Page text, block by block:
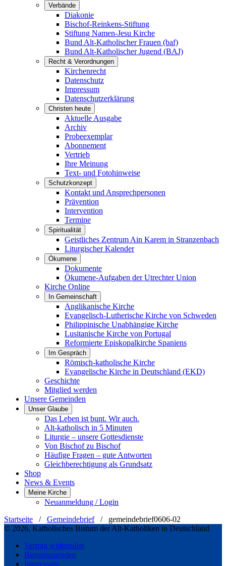
Verbände
Diakonie
Bischof-Reinkens-Stiftung
Stiftung Namen-Jesu Kirche
Bund Alt-Katholischer Frauen (baf)
Bund Alt-Katholischer Jugend (BAJ)
Recht & Verordnungen
Kirchenrecht
Datenschutz
Impressum
Datenschutzerklärung
Christen heute
Aktuelle Ausgabe
Archiv
Probeexemplar
Abonnement
Vertrieb
Ihre Meinung
Text- und Fotohinweise
Schutzkonzept
Kontakt und Ansprechpersonen
Prävention
Intervention
Termine
Spiritualität
Geistliches Zentrum Ain Karem in Stranzenbach
Liturgischer Kalender
Ökumene
Dokumente
Ökumene-Aufgaben der Utrechter Union
Kirche Online
In Gemeinschaft
Anglikanische Kirche
Evangelisch-Lutherische Kirche von Schweden
Philippinische Unabhängige Kirche
Lusitanische Kirche von Portugal
Reformierte Episkopalkirche Spaniens
Im Gespräch
Römisch-katholische Kirche
Evangelische Kirche in Deutschland (EKD)
Geschichte
Mitglied werden
Unsere Gemeinden
Unser Glaube
Das Leben ist bunt. Wir auch.
Alt-katholisch in 5 Minuten
Liturgie – unsere Gottesdienste
Von Bischof zu Bischof
Häufige Fragen – gute Antworten
Gleichberechtigung als Grundsatz
Shop
News & Events
Meine Kirche
Neuanmeldung / Login
Startseite / Gemeindebrief/ gemeindebrief0606-02
© 2026, Katholisches Bistum der Alt-Katholiken in Deutschland
Vertrag widerrufen
Bistumsspenden
Impressum